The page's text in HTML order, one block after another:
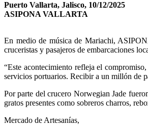
Puerto Vallarta, Jalisco, 10/12/2025
ASIPONA VALLARTA
En medio de música de Mariachi,
cruceristas y pasajeros de embarcaciones
“Este acontecimiento refleja el
servicios portuarios. Recibir a un millón de
Por parte del crucero Norwegian Jade
gratos presentes como sobreros charros,
Mercado de Artesanías,